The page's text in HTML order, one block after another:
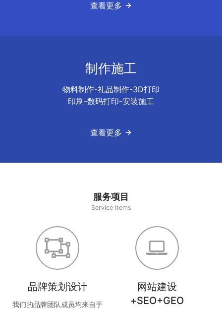
查看更多
制作施工
物料制作-礼品制作-3D打印
印刷-数码打印-安装施工
查看更多
服务项目
Service Items
品牌策划设计
我们的品牌团队成员均来自于
网站建设
+SEO+GEO